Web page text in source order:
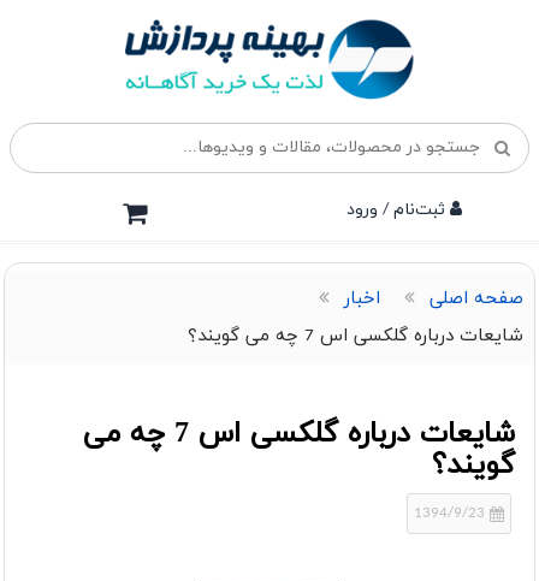
ثبت‌نام / ورود
صفحه اصلی
اخبار
شایعات درباره گلکسی اس 7 چه می گویند؟
شایعات درباره گلکسی اس 7 چه می
گویند؟